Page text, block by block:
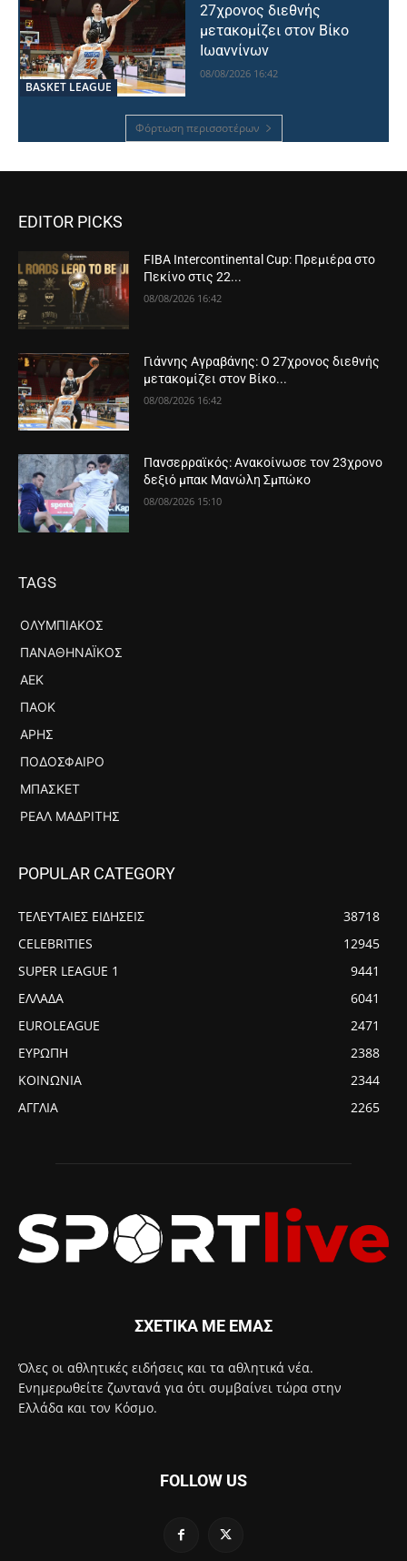
BASKET LEAGUE
27χρονος διεθνής
μετακομίζει στον Βίκο
Ιωαννίνων
08/08/2026 16:42
Φόρτωση περισσοτέρων
EDITOR PICKS
FIBA Intercontinental Cup: Πρεμιέρα στο
Πεκίνο στις 22...
08/08/2026 16:42
Γιάννης Αγραβάνης: Ο 27χρονος διεθνής
μετακομίζει στον Βίκο...
08/08/2026 16:42
Πανσερραϊκός: Ανακοίνωσε τον 23χρονο
δεξιό μπακ Μανώλη Σμπώκο
08/08/2026 15:10
TAGS
ΟΛΥΜΠΙΑΚΌΣ
ΠΑΝΑΘΗΝΑΪΚΌΣ
ΑΕΚ
ΠΑΟΚ
ΆΡΗΣ
ΠΟΔΌΣΦΑΙΡΟ
ΜΠΆΣΚΕΤ
ΡΕΆΛ ΜΑΔΡΊΤΗΣ
POPULAR CATEGORY
ΤΕΛΕΥΤΑΙΕΣ ΕΙΔΗΣΕΙΣ
38718
CELEBRITIES
12945
SUPER LEAGUE 1
9441
ΕΛΛΑΔΑ
6041
EUROLEAGUE
2471
ΕΥΡΩΠΗ
2388
ΚΟΙΝΩΝΙΑ
2344
ΑΓΓΛΙΑ
2265
ΣΧΕΤΙΚΑ ΜΕ ΕΜΑΣ
Όλες οι αθλητικές ειδήσεις και τα αθλητικά νέα.
Ενημερωθείτε ζωντανά για ότι συμβαίνει τώρα στην
Ελλάδα και τον Κόσμο.
FOLLOW US